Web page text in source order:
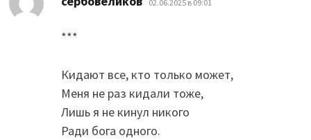
02.06.2025 в 09:01
***
Кидают все, кто только может,
Меня не раз кидали тоже,
Лишь я не кинул никого
Ради бога одного.